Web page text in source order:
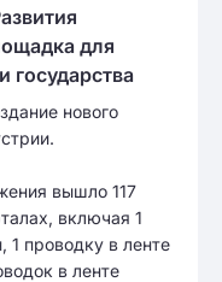
для
государства
нового
вышло 117
включая 1
1 проводку в ленте
в ленте